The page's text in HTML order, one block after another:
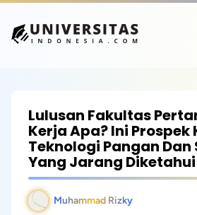
Lulusan Fakultas
Kerja Apa? Ini Prospek
Teknologi Pangan Dan
Yang Jarang Diketahui
Muhammad Rizky